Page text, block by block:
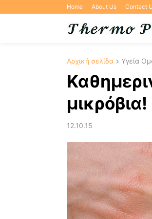
Home About Us Contact
Αρχική σελίδα Υγεία
μικρόβια!
12.10.15